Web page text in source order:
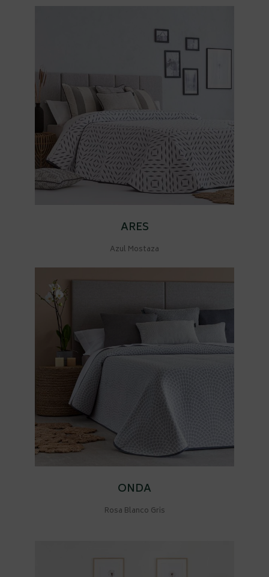
ARES
Azul Mostaza
ONDA
Rosa Blanco Gris